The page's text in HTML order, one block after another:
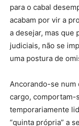
para o cabal
acabam por vir a
a desejar, mas que
judiciais, não se
uma postura de
Ancorando-se num
cargo, comportam-
temporariamente
“quinta própria” a